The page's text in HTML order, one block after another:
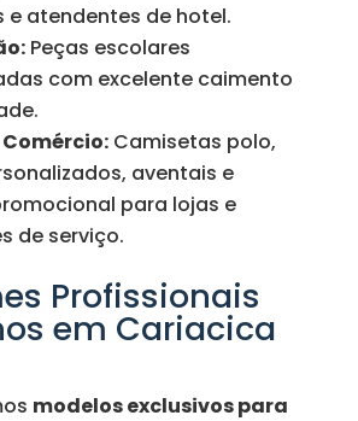
e atendentes de hotel.
Peças escolares
com excelente caimento
Camisetas polo,
aventais e
para lojas e
de serviço.
Profissionais
em Cariacica
modelos exclusivos para